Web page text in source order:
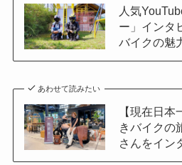
人気
ー」インタ
バイクの魅
あわせて読みたい
【現在日
きバイクの
さんをイン